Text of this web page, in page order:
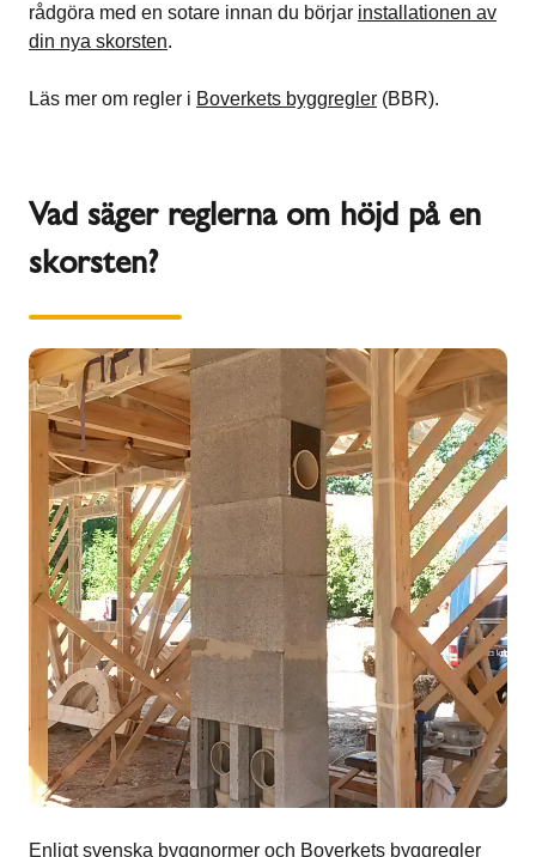
rådgöra med en sotare innan du börjar installationen av
din nya skorsten.
Läs mer om regler i Boverkets byggregler (BBR).
Vad säger reglerna om höjd på en
skorsten?
Enligt svenska byggnormer och Boverkets byggregler